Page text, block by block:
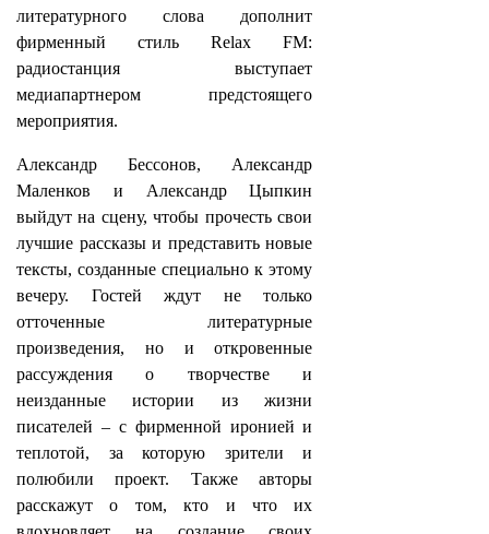
литературного слова дополнит
фирменный стиль Relax FM:
радиостанция выступает
медиапартнером предстоящего
мероприятия.
Александр Бессонов, Александр
Маленков и Александр Цыпкин
выйдут на сцену, чтобы прочесть свои
лучшие рассказы и представить новые
тексты, созданные специально к этому
вечеру. Гостей ждут не только
отточенные литературные
произведения, но и откровенные
рассуждения о творчестве и
неизданные истории из жизни
писателей – с фирменной иронией и
теплотой, за которую зрители и
полюбили проект. Также авторы
расскажут о том, кто и что их